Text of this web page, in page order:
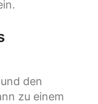
den
zu einem